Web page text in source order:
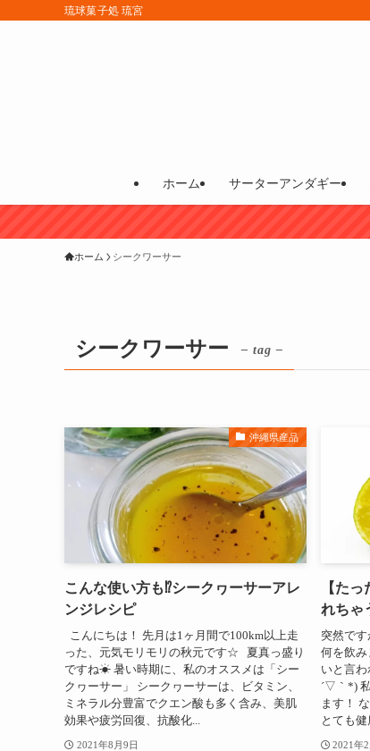
琉球菓子処 琉宮
ホーム サーターアンダギー
ホーム シークワーサー
シークワーサー – tag –
沖縄県産品
こんな使い方も⁉シークヮーサーアレ
ンジレシピ
こんにちは！ 先月は1ヶ月間で100km以上走
った、元気モリモリの秋元です☆ 夏真っ盛り
ですね☀ 暑い時期に、私のオススメは「シー
クヮーサー」 シークヮーサーは、ビタミン、
ミネラル分豊富でクエン酸も多く含み、美肌
効果や疲労回復、抗酸化...
2021年8月9日
【た
れちゃ
突然で
何を飲み
いと言
´▽｀*)
ます！
とても健
2021年